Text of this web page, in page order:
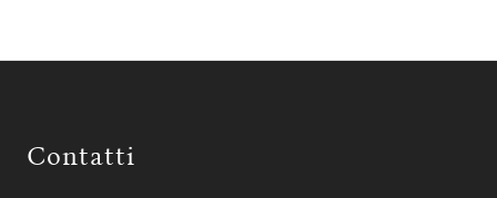
Contatti